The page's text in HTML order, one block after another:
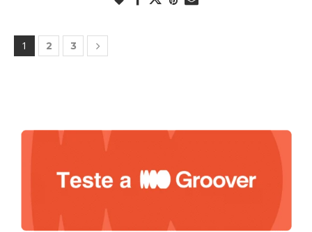
1 2 3